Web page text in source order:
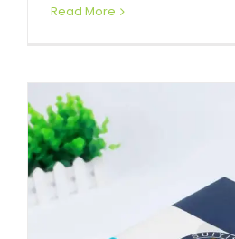
Read More